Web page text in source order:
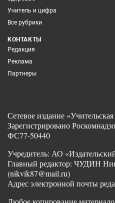
Учитель и цифра
Все рубрики
КОНТАКТЫ
Редакция
Реклама
Партнеры
Сетевое издание «Учительская
Зарегистрировано
ФС77-50440
Учредитель: АО
Главный редактор: ЧУДИН
(nikvik87@mail.ru)
Адрес электронной почты